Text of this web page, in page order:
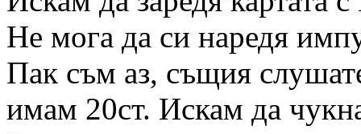
Не мога да си наредя
Пак съм аз, същия
имам 20ст. Искам да